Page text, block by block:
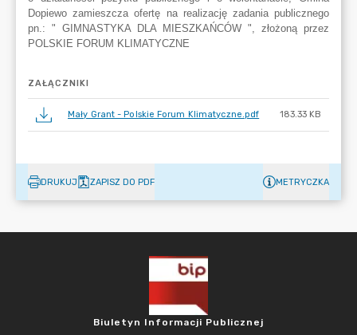
ZAŁĄCZNIKI
Mały Grant - Polskie Forum Klimatyczne.pdf 183.33 KB
DRUKUJ ZAPISZ DO PDF METRYCZKA
Biuletyn Informacji Publicznej